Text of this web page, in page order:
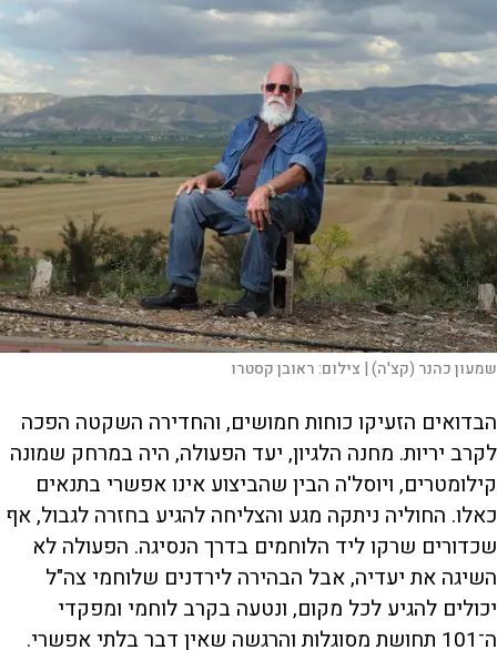
שמעון כהנר (קצ'ה) | צילום:ראובן קסטרו
הבדואים הזעיקו כוחות חמושים, והחדירה השקטה הפכה
לקרב יריות. מחנה הלגיון, יעד הפעולה, היה במרחק שמונה
קילומטרים, ויוסל'ה הבין שהביצוע אינו אפשרי בתנאים
כאלו. החוליה ניתקה מגע והצליחה להגיע בחזרה לגבול, אף
שכדורים שרקו ליד הלוחמים בדרך הנסיגה. הפעולה לא
השיגה את יעדיה, אבל הבהירה לירדנים שלוחמי צה"ל
יכולים להגיע לכל מקום, ונטעה בקרב לוחמי ומפקדי
ה־101 תחושת מסוגלות והרגשה שאין דבר בלתי אפשרי.